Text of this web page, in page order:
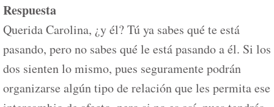
Respuesta
Querida Carolina, ¿y él? Tú ya sabes qué te está
pasando, pero no sabes qué le está pasando a él. Si los
dos sienten lo mismo, pues seguramente podrán
organizarse algún tipo de relación que les permita ese